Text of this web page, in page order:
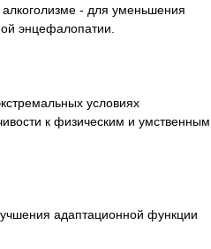
алкоголизме - для уменьшения
энцефалопатии.
условиях
к физическим и умственным
адаптационной функции